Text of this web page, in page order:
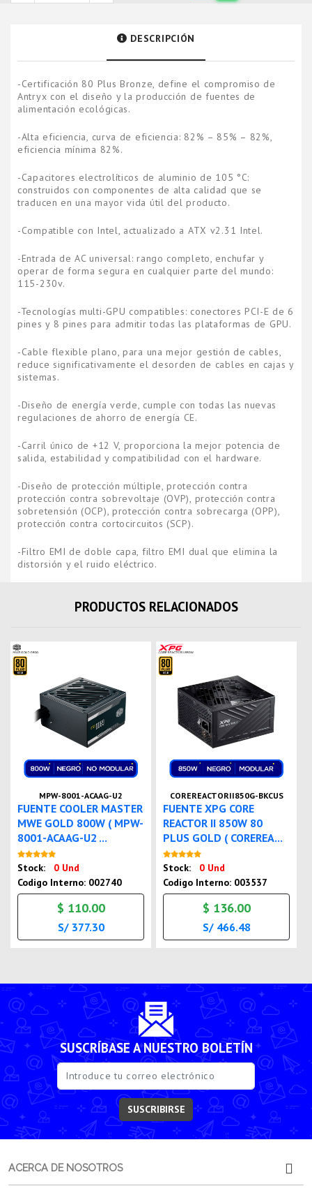
DESCRIPCIÓN
-Certificación 80 Plus Bronze, define el compromiso de
Antryx con el diseño y la producción de fuentes de
alimentación ecológicas.
-Alta eficiencia, curva de eficiencia: 82% – 85% – 82%,
eficiencia mínima 82%.
-Capacitores electrolíticos de aluminio de 105 °C:
construidos con componentes de alta calidad que se
traducen en una mayor vida útil del producto.
-Compatible con Intel, actualizado a ATX v2.31 Intel.
-Entrada de AC universal: rango completo, enchufar y
operar de forma segura en cualquier parte del mundo:
115-230v.
-Tecnologías multi-GPU compatibles: conectores PCI-E de 6
pines y 8 pines para admitir todas las plataformas de GPU.
-Cable flexible plano, para una mejor gestión de cables,
reduce significativamente el desorden de cables en cajas y
sistemas.
-Diseño de energía verde, cumple con todas las nuevas
regulaciones de ahorro de energía CE.
-Carril único de +12 V, proporciona la mejor potencia de
salida, estabilidad y compatibilidad con el hardware.
-Diseño de protección múltiple, protección contra
protección contra sobrevoltaje (OVP), protección contra
sobretensión (OCP), protección contra sobrecarga (OPP),
protección contra cortocircuitos (SCP).
-Filtro EMI de doble capa, filtro EMI dual que elimina la
distorsión y el ruido eléctrico.
PRODUCTOS RELACIONADOS
MPW-8001-ACAAG-U2
FUENTE COOLER MASTER
MWE GOLD 800W ( MPW-
8001-ACAAG-U2 ...
Stock:
0 Und
Codigo Interno: 002740
$ 110.00
S/ 377.30
COREREACTORII850G-BKCUS
FUENTE XPG CORE
REACTOR II 850W 80
PLUS GOLD ( COREREA...
Stock:
0 Und
Codigo Interno: 003537
$ 136.00
S/ 466.48
SUSCRÍBASE A NUESTRO BOLETÍN
SUSCRIBIRSE
ACERCA DE NOSOTROS